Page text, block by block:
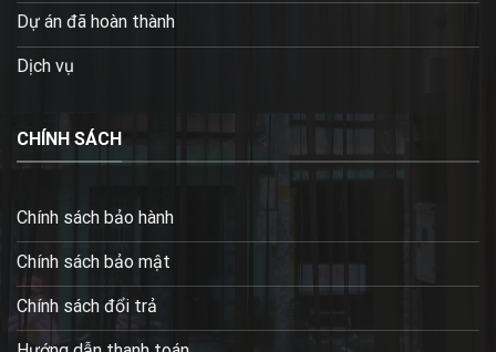
Dự án đã hoàn thành
Dịch vụ
CHÍNH SÁCH
Chính sách bảo hành
Chính sách bảo mật
Chính sách đổi trả